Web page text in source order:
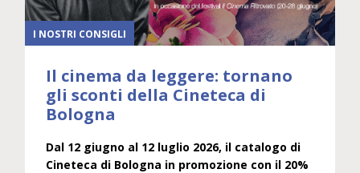
I NOSTRI CONSIGLI
Il cinema da leggere: tornano
gli sconti della Cineteca di
Bologna
Dal 12 giugno al 12 luglio 2026, il catalogo di
Cineteca di Bologna in promozione con il 20%